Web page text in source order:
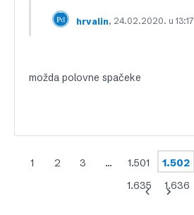
hrvalin, 24.02.2020. u 13:17
možda polovne spačeke
1 2 3 … 1.501 1.502
1.635
1.636